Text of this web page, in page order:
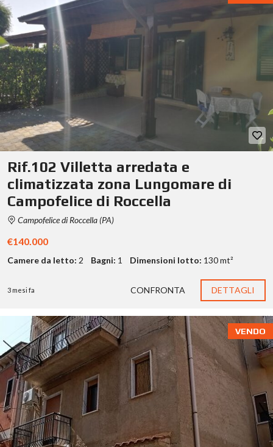
Rif.102 Villetta arredata e
climatizzata zona Lungomare di
Campofelice di Roccella
Campofelice di Roccella (PA)
€140.000
Camere da letto: 2 Bagni: 1 Dimensioni lotto: 130 mt²
3 mesi fa CONFRONTA DETTAGLI
VENDO